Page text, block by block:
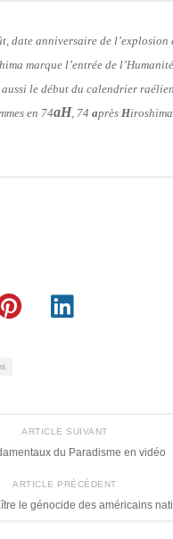
date anniversaire de l’explosion
marque l’entrée de
le début du calendrier
en 74aH, 74 après Hiroshima.
ARTICLE SUIVANT
du Paradisme en vidéo
ARTICLE PRÉCÉDENT
le génocide des américains